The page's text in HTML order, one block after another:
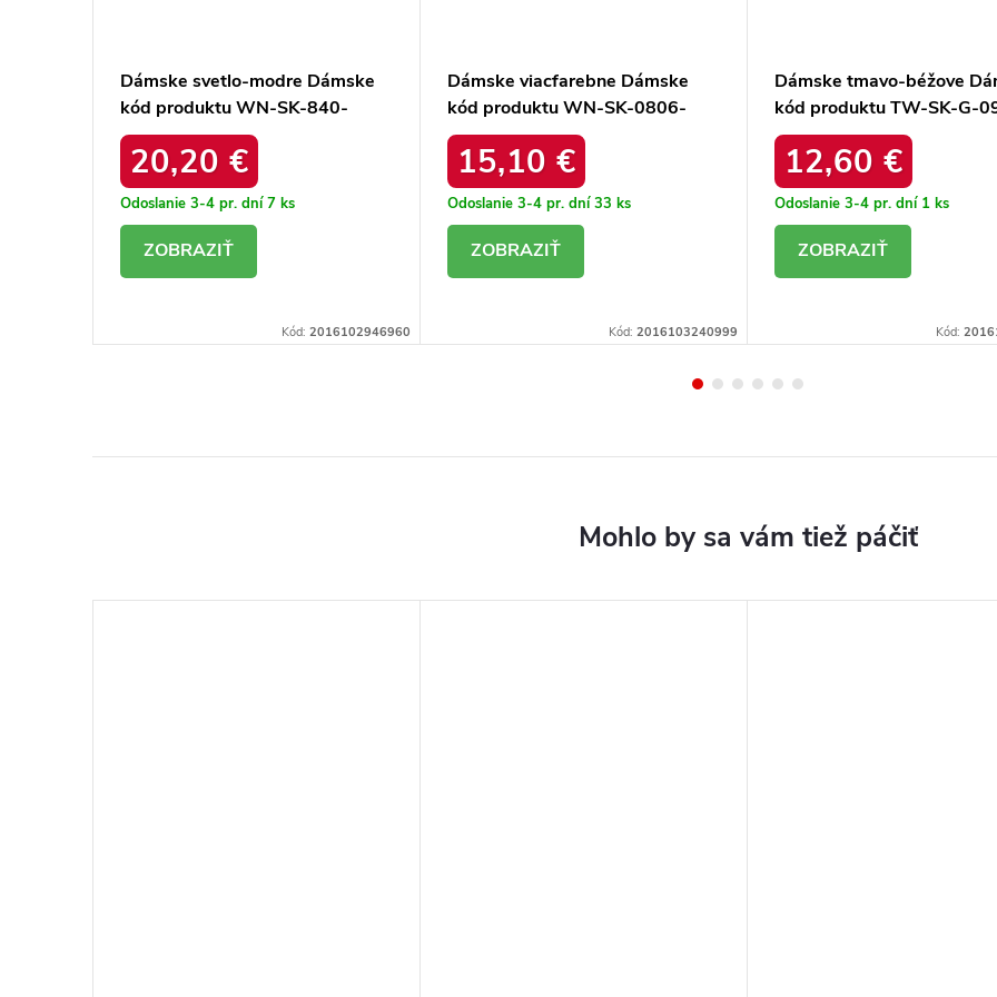
Dámske svetlo-modre Dámske
kód produktu WN-SK-840-
1.36P
20,20 €
Odoslanie 3-4 pr. dní7 ks
Kód: 2016102946960
Dámske viacfarebne Dámske
kód produktu WN-SK-0806-
2.05P
15,10 €
Odoslanie 3-4 pr. dní33 ks
Kód: 2016103240999
Dámske tmavo-béžove
kód produktu TW-SK-G-
1.44
12,60 €
Odoslanie 3-4 pr. dní 1 ks
Kód: